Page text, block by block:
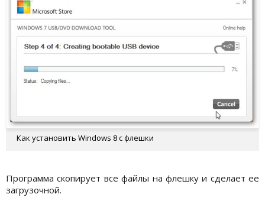
Как установить Windows 8 с флешки
Программа скопирует все файлы на флешку и сделает ее
загрузочной.